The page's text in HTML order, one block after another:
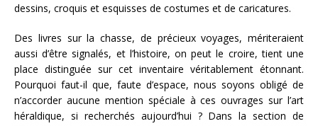
dessins, croquis et esquisses de costumes et de caricatures.
Des livres sur la chasse, de précieux voyages, mériteraient
aussi d’être signalés, et l’histoire, on peut le croire, tient une
place distinguée sur cet inventaire véritablement étonnant.
Pourquoi faut-il que, faute d’espace, nous soyons obligé de
n’accorder aucune mention spéciale à ces ouvrages sur l’art
héraldique, si recherchés aujourd’hui ? Dans la section de